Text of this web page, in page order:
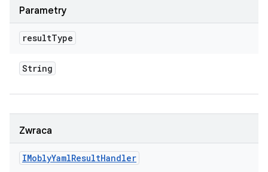
Parametry
resultType
String
Zwraca
IMoblyYamlResultHandler